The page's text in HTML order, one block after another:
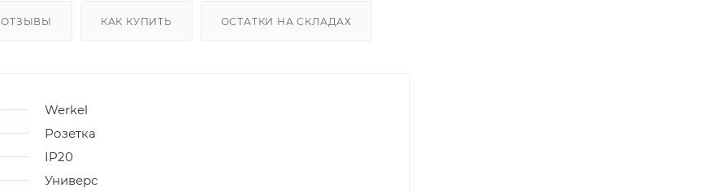
ОТЗЫВЫ КАК КУПИТЬ ОСТАТКИ НА СКЛАДАХ
Werkel
Розетка
IP20
Универс